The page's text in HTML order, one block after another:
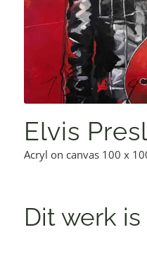
Elvis
Acryl on canvas 100 x
Dit werk